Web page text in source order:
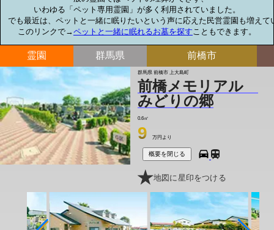
いわゆる「ペット専用霊園」が多く利用されていました。
でも最近は、ペットと一緒に眠りたいという声に応えた民営霊園も増えて
このリンクで→ペットと一緒に眠れるお墓を探す こともできます。
霊園 群馬県 前橋市
群馬県 前橋市 上大島町
前橋メモリアル
みどりの郷
0.6㎡
9 万円より
概要を閉じる
地図に星印をつける